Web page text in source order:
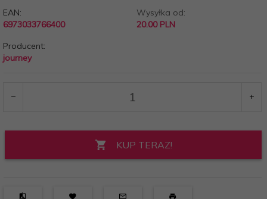
EAN:
6973033766400
Wysyłka od:
20.00 PLN
Producent:
journey
KUP TERAZ!